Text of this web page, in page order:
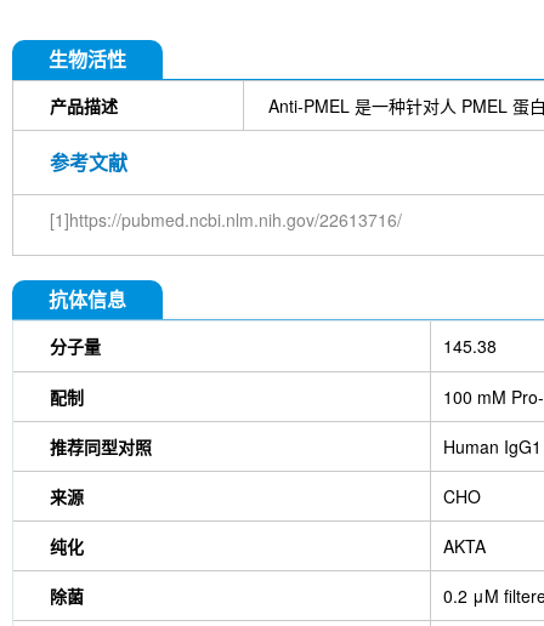
生物活性
产品描述 Anti-PMEL 是一种针对人 PMEL 蛋
参考文献
[1]https://pubmed.ncbi.nlm.nih.gov/22613716/
抗体信息
分子量 145.38
配制 100 mM
推荐同型对照 Human IgG1
来源 CHO
纯化 AKTA
除菌 0.2 μM